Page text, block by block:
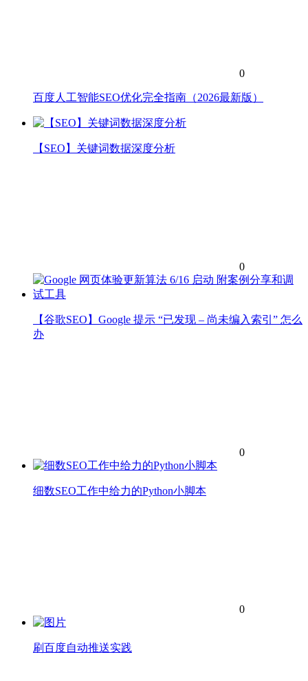
0
百度人工智能SEO优化完全指南（2026最新版）
【SEO】关键词数据深度分析
0
【谷歌SEO】Google 提示 “已发现 – 尚未编入索引” 怎么
办
0
细数SEO工作中给力的Python小脚本
0
刷百度自动推送实践